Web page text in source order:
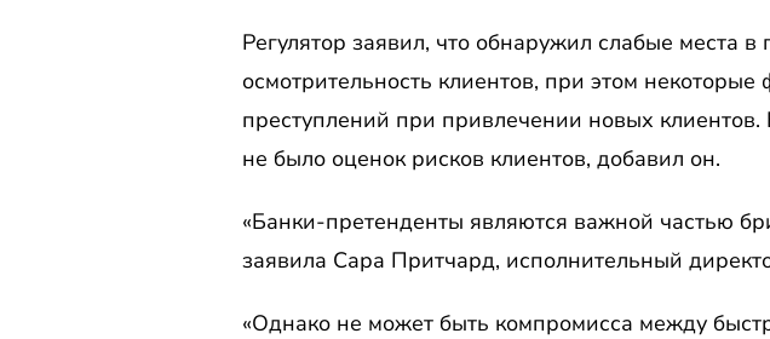
Регулятор заявил, что обнаружил слабые места
осмотрительность клиентов, при этом
преступлений при привлечении новых
не было оценок рисков клиентов, добавил он.
«Банки-претенденты являются важной частью
заявила Сара Притчард, исполнительный
«Однако не может быть компромисса между